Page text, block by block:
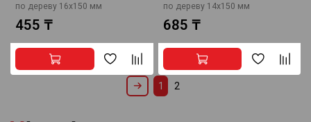
по дереву 16x150 мм
455 ₸
по дереву 14x150 мм
685 ₸
1 2